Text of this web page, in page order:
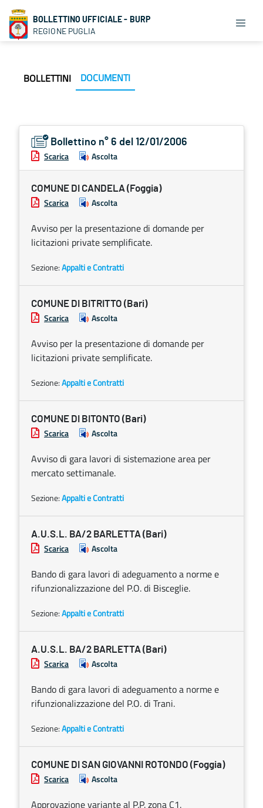
BOLLETTINO UFFICIALE - BURP
REGIONE PUGLIA
BOLLETTINI DOCUMENTI
Bollettino n° 6 del 12/01/2006
Scarica Ascolta
COMUNE DI CANDELA (Foggia)
Scarica Ascolta
Avviso per la presentazione di domande per
licitazioni private semplificate.
Sezione:Appalti e Contratti
COMUNE DI BITRITTO (Bari)
Scarica Ascolta
Avviso per la presentazione di domande per
licitazioni private semplificate.
Sezione:Appalti e Contratti
COMUNE DI BITONTO (Bari)
Scarica Ascolta
Avviso di gara lavori di sistemazione area per
mercato settimanale.
Sezione:Appalti e Contratti
A.U.S.L. BA/2 BARLETTA (Bari)
Scarica Ascolta
Bando di gara lavori di adeguamento a norme e
rifunzionalizzazione del P.O. di Bisceglie.
Sezione:Appalti e Contratti
A.U.S.L. BA/2 BARLETTA (Bari)
Scarica Ascolta
Bando di gara lavori di adeguamento a norme e
rifunzionalizzazione del P.O. di Trani.
Sezione:Appalti e Contratti
COMUNE DI SAN GIOVANNI ROTONDO (Foggia)
Scarica Ascolta
Approvazione variante al P.P. zona C1.